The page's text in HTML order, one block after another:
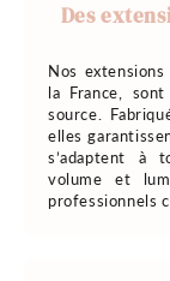
Des
Nos
la France,
source.
elles
s’adaptent à
volume et
professionnels